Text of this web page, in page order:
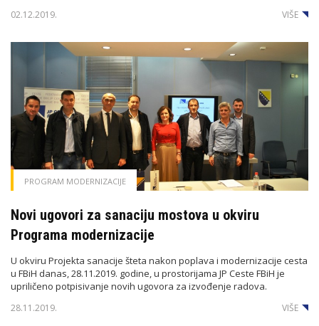
02.12.2019. VIŠE
PROGRAM MODERNIZACIJE
Novi ugovori za sanaciju mostova u okviru
Programa modernizacije
U okviru Projekta sanacije šteta nakon poplava i modernizacije cesta
u FBiH danas, 28.11.2019. godine, u prostorijama JP Ceste FBiH je
upriličeno potpisivanje novih ugovora za izvođenje radova.
28.11.2019. VIŠE